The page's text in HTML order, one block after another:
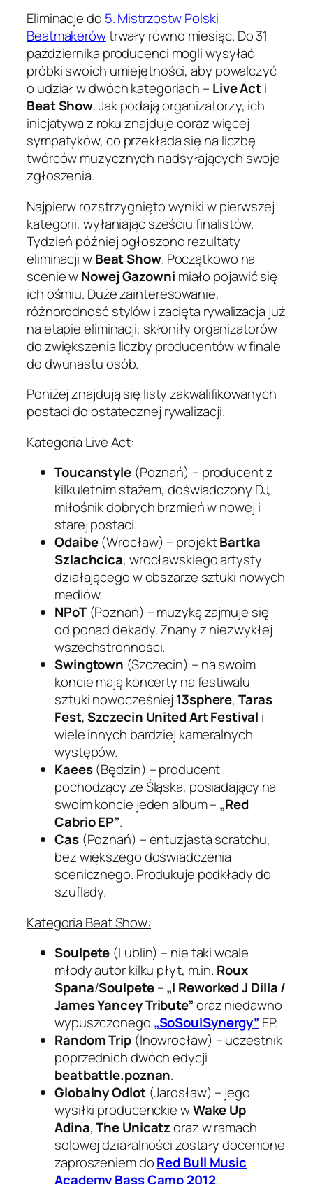
Eliminacje do 5. Mistrzostw Polski
Beatmakerówtrwały równo miesiąc. Do 31
października producenci mogli wysyłać
próbki swoich umiejętności, aby powalczyć
o udział w dwóch kategoriach – Live Acti
Beat Show. Jak podają organizatorzy, ich
inicjatywa z roku znajduje coraz więcej
sympatyków, co przekłada się na liczbę
twórców muzycznych nadsyłających swoje
zgłoszenia.
Najpierw rozstrzygnięto wyniki w pierwszej
kategorii, wyłaniając sześciu finalistów.
Tydzień później ogłoszono rezultaty
eliminacji wBeat Show. Początkowo na
scenie wNowej Gazowni miało pojawić się
ich ośmiu. Duże zainteresowanie,
różnorodność stylów i zacięta rywalizacja już
na etapie eliminacji, skłoniły organizatorów
do zwiększenia liczby producentów w finale
do dwunastu osób.
Poniżej znajdują się listy zakwalifikowanych
postaci do ostatecznej rywalizacji.
Kategoria Live Act:
Toucanstyle(Poznań) – producent z
kilkuletnim stażem, doświadczony DJ,
miłośnik dobrych brzmień w nowej i
starej postaci.
Odaibe(Wrocław) – projektBartka
Szlachcica, wrocławskiego artysty
działającego w obszarze sztuki nowych
mediów.
NPoT(Poznań) – muzyką zajmuje się
od ponad dekady. Znany z niezwykłej
wszechstronności.
Swingtown (Szczecin) – na swoim
koncie mają koncerty na festiwalu
sztuki nowocześniej 13sphere,Taras
Fest,Szczecin United Art Festival i
wiele innych bardziej kameralnych
występów.
Kaees(Będzin) – producent
pochodzący ze Śląska, posiadający na
swoim koncie jeden album – „Red
Cabrio EP”.
Cas(Poznań) – entuzjasta scratchu,
bez większego doświadczenia
scenicznego. Produkuje podkłady do
szuflady.
Kategoria Beat Show:
Soulpete (Lublin) – nie taki wcale
młody autor kilku płyt, m.in. Roux
Spana/Soulpete–„I Reworked J Dilla /
James Yancey Tribute”oraz niedawno
wypuszczonego „SoSoulSynergy” EP.
Random Trip(Inowrocław) – uczestnik
poprzednich dwóch edycji
beatbattle.poznan.
Globalny Odlot(Jarosław) – jego
wysiłki producenckie wWake Up
Adina,The Unicatzoraz w ramach
solowej działalności zostały docenione
zaproszeniem doRed Bull Music
Academy Bass Camp 2012.